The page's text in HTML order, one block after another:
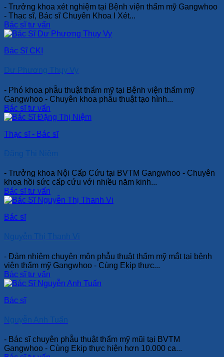
- Trưởng khoa xét nghiệm tại Bệnh viện thẩm mỹ Gangwhoo
- Thạc sĩ, Bác sĩ Chuyên Khoa I Xét...
Bác sĩ tư vấn
Bác Sĩ CKI
Dư Phương Thụy Vy
- Phó khoa phẫu thuật thẩm mỹ tại Bệnh viện thẩm mỹ
Gangwhoo - Chuyên khoa phẫu thuật tạo hình...
Bác sĩ tư vấn
Thạc sĩ - Bác sĩ
Đặng Thị Niệm
- Trưởng khoa Nội Cấp Cứu tại BVTM Gangwhoo - Chuyên
khoa hồi sức cấp cứu với nhiều năm kinh...
Bác sĩ tư vấn
Bác sĩ
Nguyễn Thị Thanh Vi
- Đảm nhiệm chuyên môn phẫu thuật thẩm mỹ mắt tại bệnh
viện thẩm mỹ Gangwhoo - Cùng Ekip thực...
Bác sĩ tư vấn
Bác sĩ
Nguyễn Anh Tuấn
- Bác sĩ chuyên phẫu thuật thẩm mỹ mũi tại BVTM
Gangwhoo - Cùng Ekip thực hiện hơn 10.000 ca...